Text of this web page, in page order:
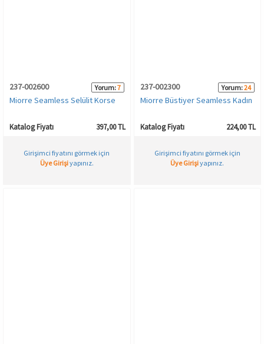
237-002600 Yorum:7
Miorre Seamless Selülit Korse
Katalog Fiyatı 397,00 TL
Girişimci fiyatını görmek için
Üye Girişiyapınız.
237-002300 Yorum:24
Miorre Büstiyer Seamless Kadın
Katalog Fiyatı 224,00 TL
Girişimci fiyatını görmek için
Üye Girişiyapınız.